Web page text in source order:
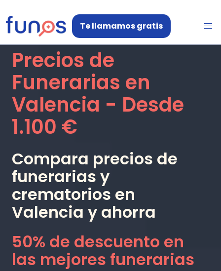
Te llamamos gratis
Precios de
Funerarias en
Valencia - Desde
1.100 €
Compara precios de
funerarias y
crematorios en
Valencia y ahorra
50% de descuento en
las mejores funerarias